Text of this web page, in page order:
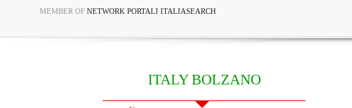
MEMBER OF NETWORK PORTALI ITALIASEARCH
ITALY BOLZANO